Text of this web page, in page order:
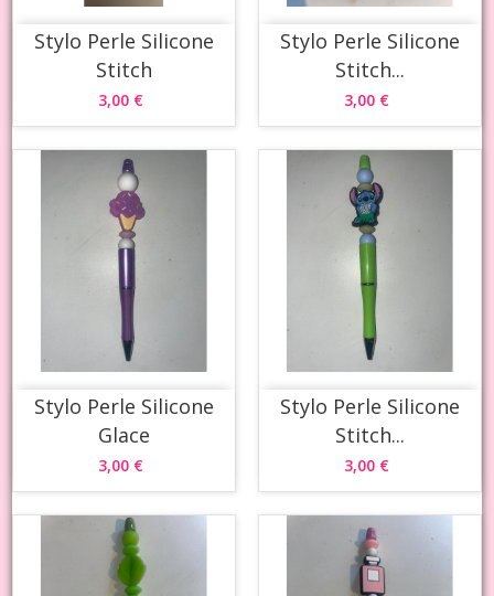
Stylo Perle Silicone
Stitch
3,00 €
Stylo Perle Silicone
Stitch...
3,00 €
Stylo Perle Silicone
Glace
3,00 €
Stylo Perle Silicone
Stitch...
3,00 €